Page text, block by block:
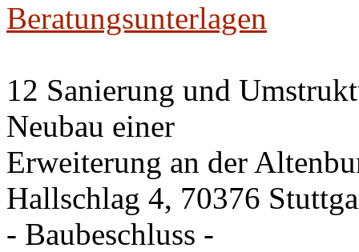
Beratungsunterlagen
12 Sanierung und
Neubau einer
Erweiterung an der
Hallschlag 4, 70376
- Baubeschluss -